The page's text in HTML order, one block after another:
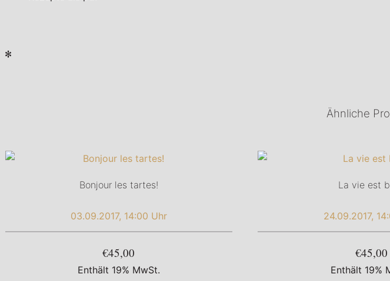
✻
Ähnliche
Bonjour les tartes!
03.09.2017, 14:00 Uhr
€45,00
Enthält 19% MwSt.
La vie est
24.09.2017,
€45,00
Enthält 19%